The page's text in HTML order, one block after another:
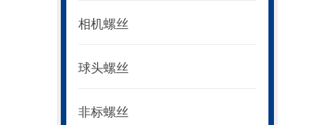
相机螺丝
球头螺丝
非标螺丝